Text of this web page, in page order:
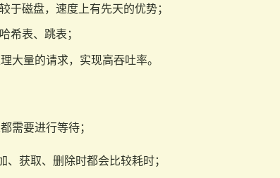
于磁盘，速度上有先天的优势；
希表、跳表；
大量的请求，实现高吞吐率。
需要进行等待；
获取、删除时都会比较耗时；